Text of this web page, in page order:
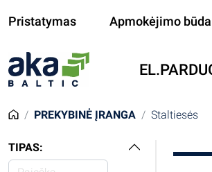
Pristatymas Apmokėjimo
PREKYBINĖ ĮRANGA Staltiesės
TIPAS: